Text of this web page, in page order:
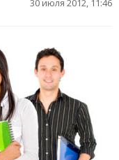
30 июля 2012, 11:46